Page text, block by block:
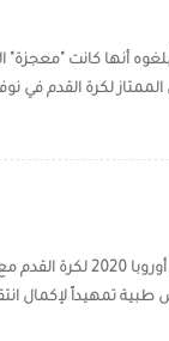
أنها كانت "معجزة"
لكرة القدم في
وصل مانويل لوكاتيلي أحد أبرز المواهب التي برزت في
تمهيداً لإكمال